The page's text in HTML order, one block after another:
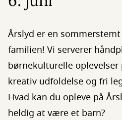
Årslyd er en
familien! Vi serverer
børnekulturelle
kreativ udfoldelse og fri
Hvad kan du opleve på
heldig at være et barn?